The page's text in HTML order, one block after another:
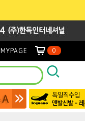
MYPAGE 0